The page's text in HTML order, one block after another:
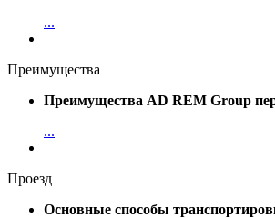
...
Преимущества
Преимущества AD REM Group
...
Проезд
Основные способы